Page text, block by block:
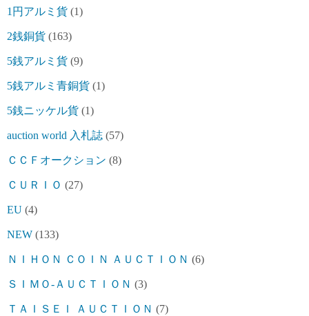
1円アルミ貨 (1)
2銭銅貨 (163)
5銭アルミ貨 (9)
5銭アルミ青銅貨 (1)
5銭ニッケル貨 (1)
auction world 入札誌 (57)
ＣＣＦオークション (8)
ＣＵＲＩＯ (27)
EU (4)
NEW (133)
ＮＩＨＯＮ ＣＯＩＮ ＡＵＣＴＩＯＮ (6)
ＳＩＭＯ-ＡＵＣＴＩＯＮ (3)
ＴＡＩＳＥＩ ＡＵＣＴＩＯＮ (7)